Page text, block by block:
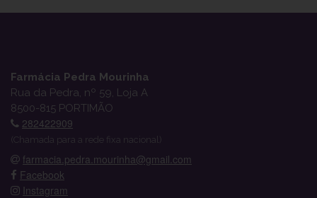
Farmácia Pedra Mourinha
Rua da Pedra, nº 59, Loja A
8500-815 PORTIMÃO
282422909
(Chamada para a rede fixa nacional)
farmacia.pedra.mourinha@gmail.com
Facebook
Instagram